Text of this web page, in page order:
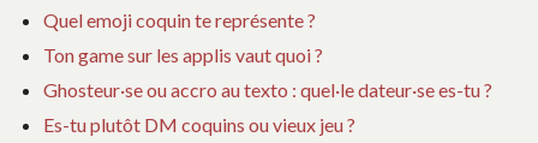
Quel emoji coquin te représente ?
Ton game sur les applis vaut quoi ?
Ghosteur·se ou accro au texto : quel·le dateur·se es-tu ?
Es-tu plutôt DM coquins ou vieux jeu ?